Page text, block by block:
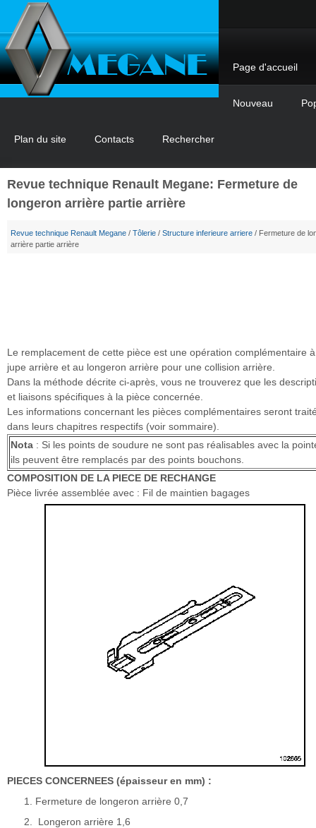
Page d'accueil
Nouveau
Plan du site Contacts Rechercher
Revue technique Renault Megane: Fermeture de
longeron arrière partie arrière
Revue technique Renault Megane / Tôlerie / Structure inferieure arriere / Fermeture de
arrière partie arrière
Le remplacement de cette pièce est une opération complémentaire
jupe arrière et au longeron arrière pour une collision arrière.
Dans la méthode décrite ci-après, vous ne trouverez que les
et liaisons spécifiques à la pièce concernée.
Les informations concernant les pièces complémentaires seront
dans leurs chapitres respectifs (voir sommaire).
Nota : Si les points de soudure ne sont pas réalisables avec la
ils peuvent être remplacés par des points bouchons.
COMPOSITION DE LA PIECE DE RECHANGE
Pièce livrée assemblée avec : Fil de maintien bagages
PIECES CONCERNEES (épaisseur en mm) :
Fermeture de longeron arrière 0,7
Longeron arrière 1,6